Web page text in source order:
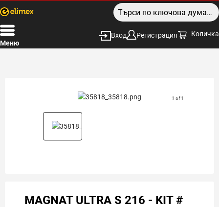
Меню
Вход Регистрация Количка
1 of 1
MAGNAT ULTRA S 216 - KIT #